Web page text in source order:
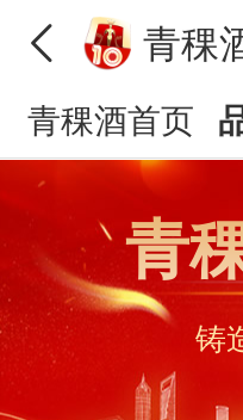
青稞
青稞酒首页
青
铸